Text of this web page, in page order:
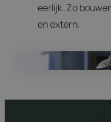
eerlijk. Zo
en extern.